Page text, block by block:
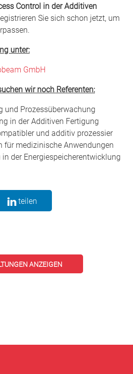
Control in der Additiven
Sie sich schon jetzt, um
unter:
GmbH
wir noch Referenten:
und Prozessüberwachung
in der Additiven Fertigung
und additiv prozessier
für medizinische Anwendungen
der Energiespeicherentwicklung
teilen
ANZEIGEN